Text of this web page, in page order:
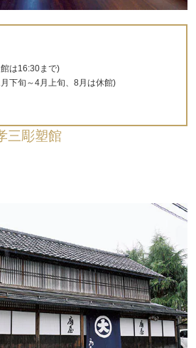
は16:30まで)
下旬～4月上旬、8月は休館)
三彫塑館